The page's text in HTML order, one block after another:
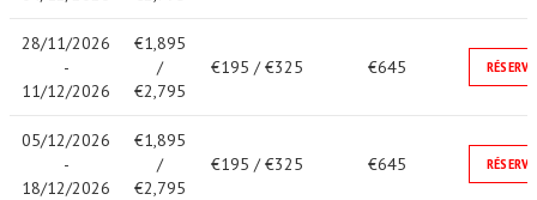
28/11/2026
-
11/12/2026
€1,895
/
€2,795
€195 / €325 €645
05/12/2026
-
18/12/2026
€1,895
/
€2,795
€195 / €325 €645